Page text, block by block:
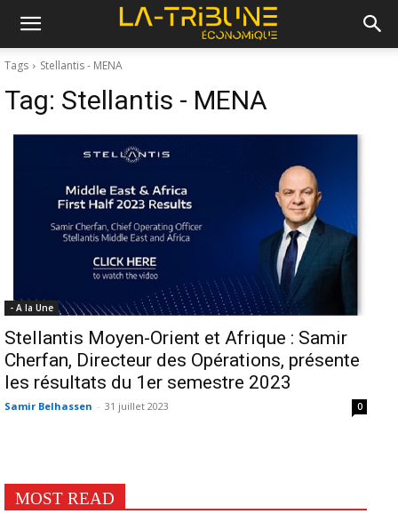
Tags Stellantis - MENA
Tag: Stellantis - MENA
- A la Une
Stellantis Moyen-Orient et Afrique : Samir
Cherfan, Directeur des Opérations, présente
les résultats du 1er semestre 2023
Samir Belhassen - 31 juillet 2023 0
MOST READ